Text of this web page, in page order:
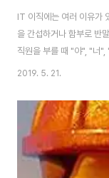
IT 이직에는 여러 이유가
을 간섭하거나 함부로 반
직원을 부를 때 "야", "너",
분위기 속에서 부르는 것
반말이요. 기분 나쁜 반말
고 생각합니다. 기분 안
직 부추기는 일부 꼰대
간 간섭하는 것도 그렇고
2019. 5. 21.